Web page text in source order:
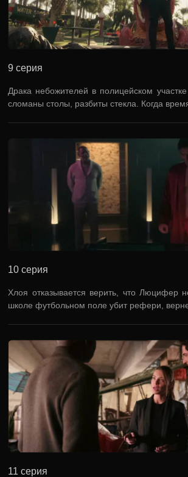
9 серия
Драка небожителей в полицейском
сломаны столы, разбиты стекла. Когда
10 серия
Хлоя отказывается верить, что Люцифер
школе футбольном поле убит рефери,
11 серия